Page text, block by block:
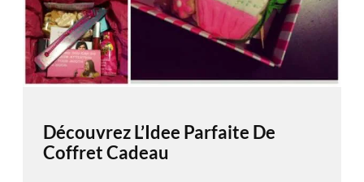
Découvrez L’Idee Parfaite De
Coffret Cadeau